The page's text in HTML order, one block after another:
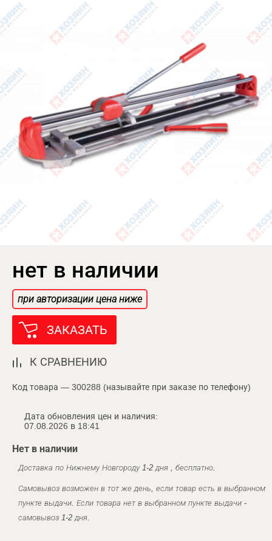
нет в наличии
при авторизации цена ниже
ЗАКАЗАТЬ
К СРАВНЕНИЮ
Код товара — 300288 (называйте при заказе по телефону)
Дата обновления цен и наличия:
07.08.2026 в 18:41
Нет в наличии
Доставка по Нижнему Новгороду 1-2 дня , бесплатно.
Самовывоз возможен в тот же день, если товар есть в выбранном
пункте выдачи. Если товара нет в выбранном пункте выдачи -
самовывоз 1-2 дня.